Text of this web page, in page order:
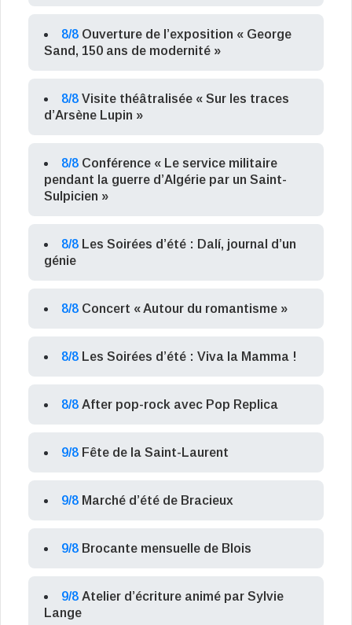
8/8 Ouverture de l’exposition « George
Sand, 150 ans de modernité »
8/8 Visite théâtralisée « Sur les traces
d’Arsène Lupin »
8/8 Conférence « Le service militaire
pendant la guerre d’Algérie par un Saint-
Sulpicien »
8/8 Les Soirées d’été : Dalí, journal d’un
génie
8/8 Concert « Autour du romantisme »
8/8 Les Soirées d’été : Viva la Mamma !
8/8 After pop-rock avec Pop Replica
9/8 Fête de la Saint-Laurent
9/8 Marché d’été de Bracieux
9/8 Brocante mensuelle de Blois
9/8 Atelier d’écriture animé par Sylvie
Lange